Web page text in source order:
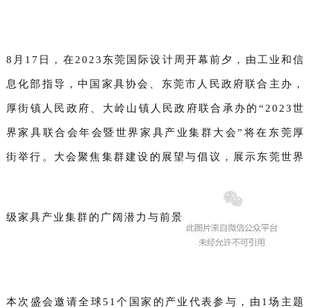
8月17日，在2023东莞国际设计周开幕前夕， 由工业和信
息化部指导，中国家具协会、东莞市人民政府联合主办，
厚街镇人民政府、大岭山镇人民政府联合承办的“2023世
界家具联合会年会暨世界家具产业集群大会”将在东莞厚
街举行 。大会聚焦集群建设的展望与倡议，展示东莞世界
级家具产业集群的广阔潜力与前景
本次盛会邀请全球51个国家的产业代表参与，由1场主题